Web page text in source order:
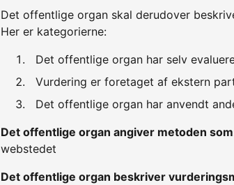
Det offentlige organ skal derudover
Her er kategorierne:
Det offentlige organ har selv
Vurdering er foretaget af ekstern
Det offentlige organ har anvendt
Det offentlige organ angiver metoden
webstedet
Det offentlige organ beskriver